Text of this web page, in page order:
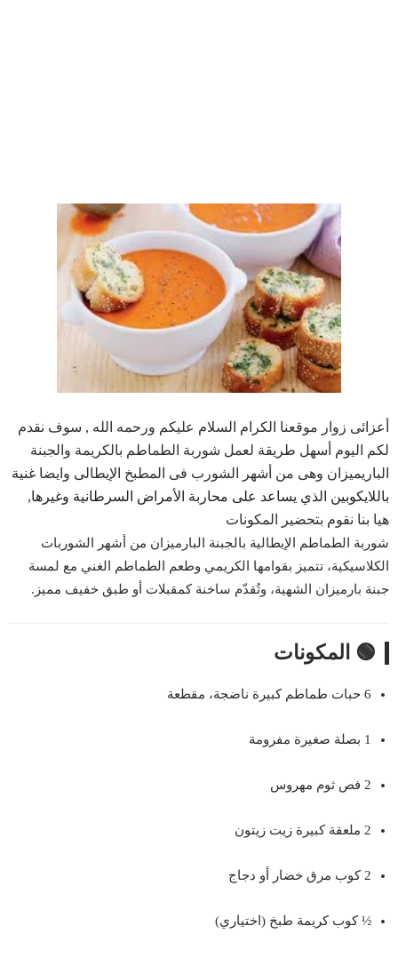
أعزائى زوار موقعنا الكرام السلام عليكم ورحمه الله , سوف نقدم
لكم اليوم أسهل طريقة لعمل شوربة الطماطم بالكريمة والجبنة
الباريميزان وهى من أشهر الشورب فى المطبخ الإيطالى وايضا غنية
باللايكوبين الذي يساعد على محاربة الأمراض السرطانية وغيرها,
هيا بنا نقوم بتحضير المكونات
شوربة الطماطم الإيطالية بالجبنة البارميزان من أشهر الشوربات
الكلاسيكية، تتميز بقوامها الكريمي وطعم الطماطم الغني مع لمسة
جبنة بارميزان الشهية، وتُقدّم ساخنة كمقبلات أو طبق خفيف مميز.
🟢 المكونات
6 حبات طماطم كبيرة ناضجة، مقطعة
1 بصلة صغيرة مفرومة
2 فص ثوم مهروس
2 ملعقة كبيرة زيت زيتون
2 كوب مرق خضار أو دجاج
½ كوب كريمة طبخ (اختياري)